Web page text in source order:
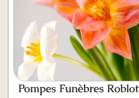
Pompes Funèbres Roblot